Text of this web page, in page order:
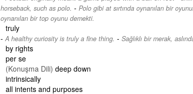
horseback, such as polo. - Polo gibi at sırtında oynanılan bir
oynanılan bir top oyunu demekti.
truly
A healthy curiosity is truly a fine thing. - Sağlıklı bir merak,
by rights
per se
(Konuşma Dili) deep down
intrinsically
all intents and purposes